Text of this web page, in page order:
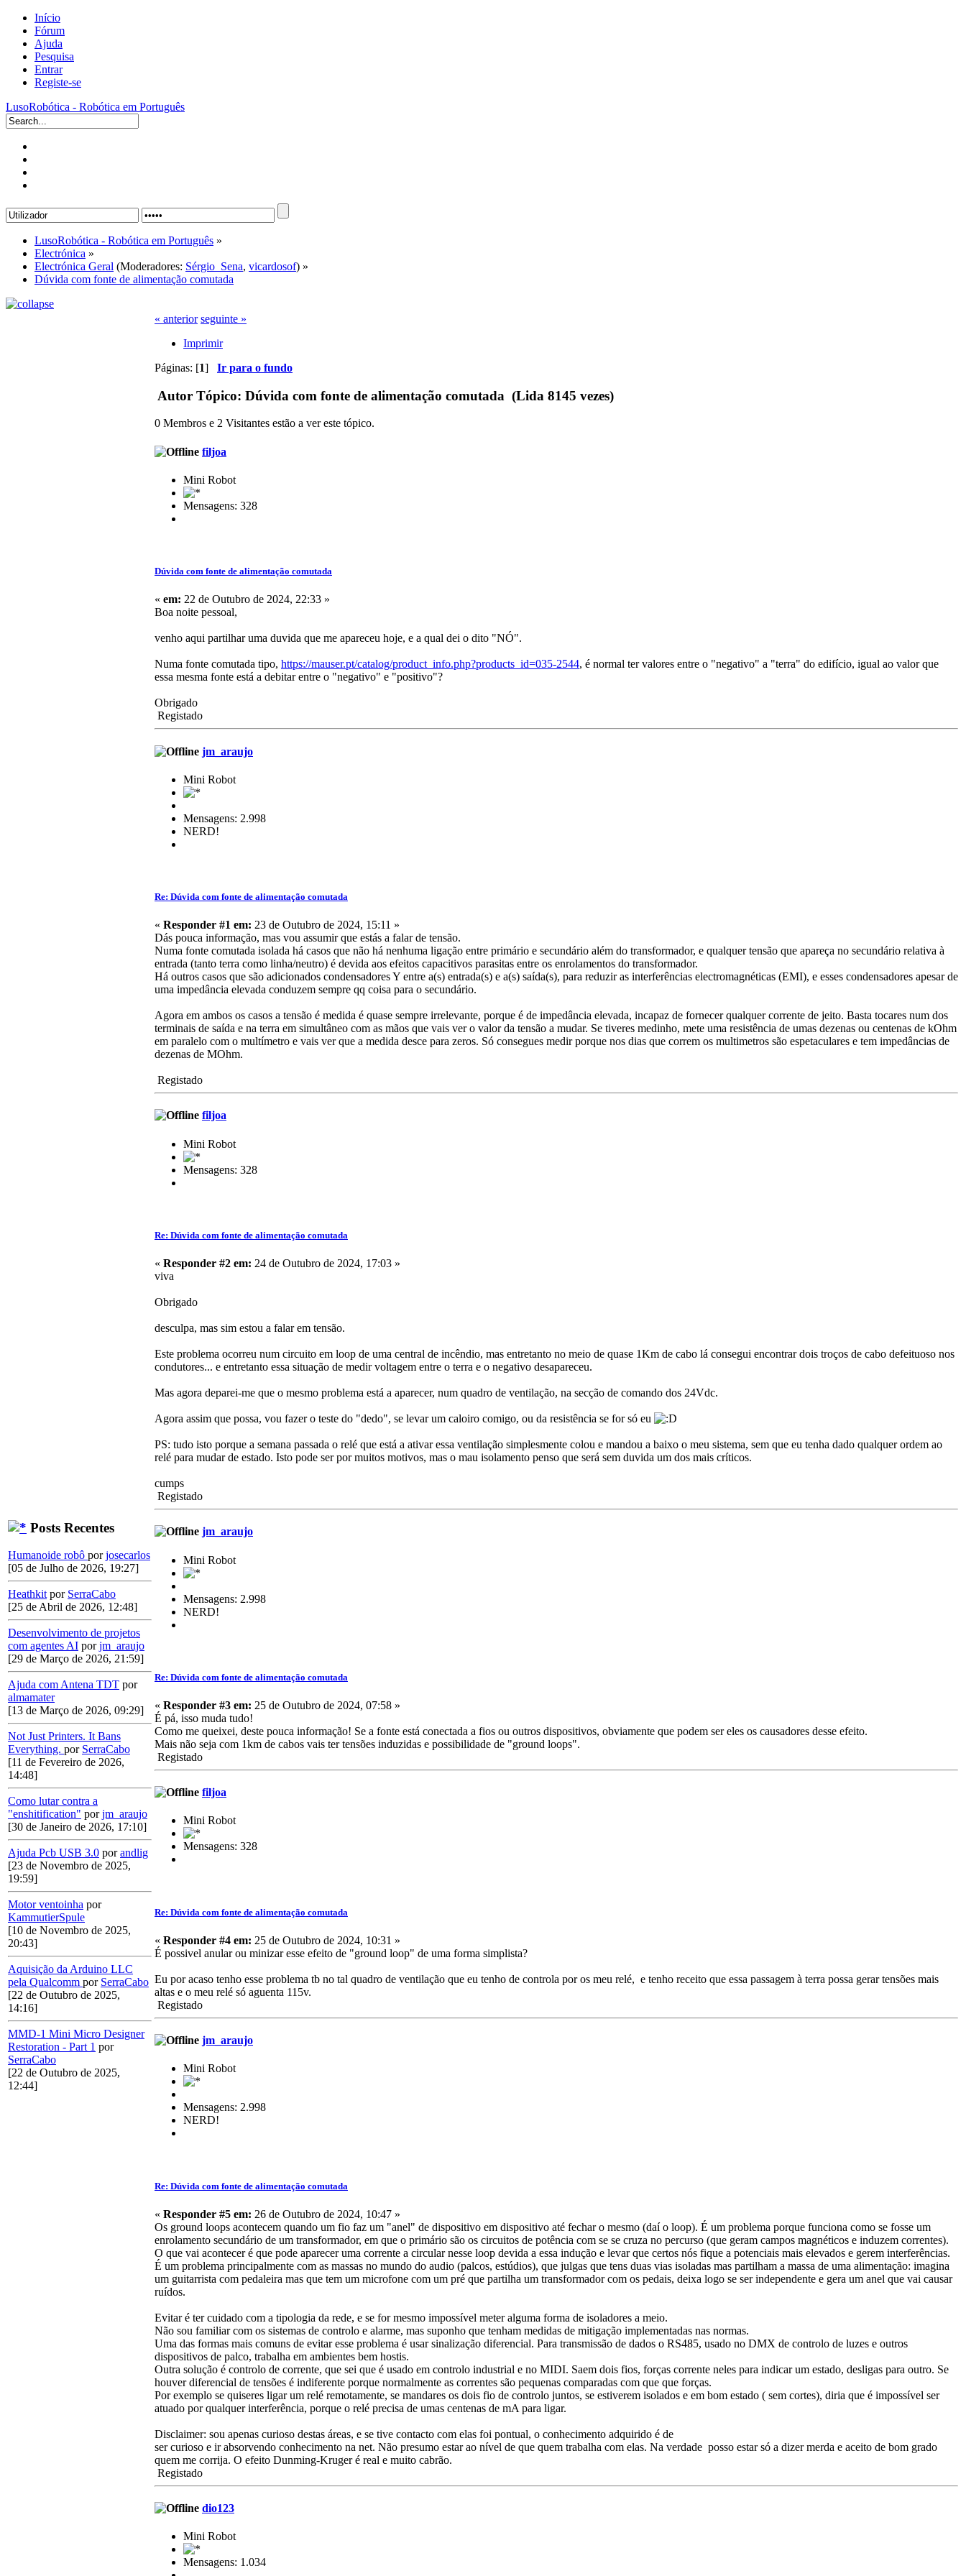
Início
Fórum
Ajuda
Pesquisa
Entrar
Registe-se
LusoRobótica - Robótica em Português
LusoRobótica - Robótica em Português »
Electrónica »
Electrónica Geral (Moderadores: Sérgio_Sena, vicardosof) »
Dúvida com fonte de alimentação comutada
Posts Recentes
Humanoide robô porjosecarlos
[05 de Julho de 2026, 19:27]
Heathkit por SerraCabo
[25 de Abril de 2026, 12:48]
Desenvolvimento de projetos
com agentes AI porjm_araujo
[29 de Março de 2026, 21:59]
Ajuda com Antena TDT por
almamater
[13 de Março de 2026, 09:29]
Not Just Printers. It Bans
Everything. por SerraCabo
[11 de Fevereiro de 2026,
14:48]
Como lutar contra a
"enshitification" porjm_araujo
[30 de Janeiro de 2026, 17:10]
Ajuda Pcb USB 3.0 porandlig
[23 de Novembro de 2025,
19:59]
Motor ventoinha por
KammutierSpule
[10 de Novembro de 2025,
20:43]
Aquisição da Arduino LLC
pela Qualcomm por SerraCabo
[22 de Outubro de 2025,
14:16]
MMD-1 Mini Micro Designer
Restoration - Part 1 por
SerraCabo
[22 de Outubro de 2025,
12:44]
« anterior seguinte »
Imprimir
Páginas: [1] Ir para o fundo
Autor Tópico: Dúvida com fonte de alimentação comutada (Lida 8145 vezes)
0 Membros e 2 Visitantes estão a ver este tópico.
filjoa
Mini Robot
Mensagens: 328
Dúvida com fonte de alimentação comutada
« em: 22 de Outubro de 2024, 22:33 »
Boa noite pessoal,
venho aqui partilhar uma duvida que me apareceu hoje, e a qual dei o dito "NÓ".
Numa fonte comutada tipo, https://mauser.pt/catalog/product_info.php?products_id=035-2544, é normal ter valores entre o "negativo" a "terra" do edifício, igual ao valor que
essa mesma fonte está a debitar entre o "negativo" e "positivo"?
Obrigado
Registado
jm_araujo
Mini Robot
Mensagens: 2.998
NERD!
Re: Dúvida com fonte de alimentação comutada
« Responder #1 em: 23 de Outubro de 2024, 15:11 »
Dás pouca informação, mas vou assumir que estás a falar de tensão.
Numa fonte comutada isolada há casos que não há nenhuma ligação entre primário e secundário além do transformador, e qualquer tensão que apareça no secundário relativa à
entrada (tanto terra como linha/neutro) é devida aos efeitos capacitivos parasitas entre os enrolamentos do transformador.
Há outros casos que são adicionados condensadores Y entre a(s) entrada(s) e a(s) saída(s), para reduzir as interferências electromagnéticas (EMI), e esses condensadores apesar de
uma impedância elevada conduzem sempre qq coisa para o secundário.
Agora em ambos os casos a tensão é medida é quase sempre irrelevante, porque é de impedância elevada, incapaz de fornecer qualquer corrente de jeito. Basta tocares num dos
terminais de saída e na terra em simultâneo com as mãos que vais ver o valor da tensão a mudar. Se tiveres medinho, mete uma resistência de umas dezenas ou centenas de kOhm
em paralelo com o multímetro e vais ver que a medida desce para zeros. Só consegues medir porque nos dias que correm os multimetros são espetaculares e tem impedâncias de
dezenas de MOhm.
Registado
filjoa
Mini Robot
Mensagens: 328
Re: Dúvida com fonte de alimentação comutada
« Responder #2 em: 24 de Outubro de 2024, 17:03 »
viva
Obrigado
desculpa, mas sim estou a falar em tensão.
Este problema ocorreu num circuito em loop de uma central de incêndio, mas entretanto no meio de quase 1Km de cabo lá consegui encontrar dois troços de cabo defeituoso nos
condutores... e entretanto essa situação de medir voltagem entre o terra e o negativo desapareceu.
Mas agora deparei-me que o mesmo problema está a aparecer, num quadro de ventilação, na secção de comando dos 24Vdc.
Agora assim que possa, vou fazer o teste do "dedo", se levar um caloiro comigo, ou da resistência se for só eu
PS: tudo isto porque a semana passada o relé que está a ativar essa ventilação simplesmente colou e mandou a baixo o meu sistema, sem que eu tenha dado qualquer ordem ao
relé para mudar de estado. Isto pode ser por muitos motivos, mas o mau isolamento penso que será sem duvida um dos mais críticos.
cumps
Registado
jm_araujo
Mini Robot
Mensagens: 2.998
NERD!
Re: Dúvida com fonte de alimentação comutada
« Responder #3 em: 25 de Outubro de 2024, 07:58 »
É pá, isso muda tudo!
Como me queixei, deste pouca informação! Se a fonte está conectada a fios ou outros dispositivos, obviamente que podem ser eles os causadores desse efeito.
Mais não seja com 1km de cabos vais ter tensões induzidas e possibilidade de "ground loops".
Registado
filjoa
Mini Robot
Mensagens: 328
Re: Dúvida com fonte de alimentação comutada
« Responder #4 em: 25 de Outubro de 2024, 10:31 »
É possivel anular ou minizar esse efeito de "ground loop" de uma forma simplista?
Eu por acaso tenho esse problema tb no tal quadro de ventilação que eu tenho de controla por os meu relé, e tenho receito que essa passagem à terra possa gerar tensões mais
altas e o meu relé só aguenta 115v.
Registado
jm_araujo
Mini Robot
Mensagens: 2.998
NERD!
Re: Dúvida com fonte de alimentação comutada
« Responder #5 em: 26 de Outubro de 2024, 10:47 »
Os ground loops acontecem quando um fio faz um "anel" de dispositivo em dispositivo até fechar o mesmo (daí o loop). É um problema porque funciona como se fosse um
enrolamento secundário de um transformador, em que o primário são os circuitos de potência com se se cruza no percurso (que geram campos magnéticos e induzem correntes).
O que vai acontecer é que pode aparecer uma corrente a circular nesse loop devida a essa indução e levar que certos nós fique a potenciais mais elevados e gerem interferências.
É um problema principalmente com as massas no mundo do audio (palcos, estúdios), que julgas que tens duas vias isoladas mas partilham a massa de uma alimentação: imagina
um guitarrista com pedaleira mas que tem um microfone com um pré que partilha um transformador com os pedais, deixa logo se ser independente e gera um anel que vai causar
ruídos.
Evitar é ter cuidado com a tipologia da rede, e se for mesmo impossível meter alguma forma de isoladores a meio.
Não sou familiar com os sistemas de controlo e alarme, mas suponho que tenham medidas de mitigação implementadas nas normas.
Uma das formas mais comuns de evitar esse problema é usar sinalização diferencial. Para transmissão de dados o RS485, usado no DMX de controlo de luzes e outros
dispositivos de palco, trabalha em ambientes bem hostis.
Outra solução é controlo de corrente, que sei que é usado em controlo industrial e no MIDI. Saem dois fios, forças corrente neles para indicar um estado, desligas para outro. Se
houver diferencial de tensões é indiferente porque normalmente as correntes são pequenas comparadas com que que forças.
Por exemplo se quiseres ligar um relé remotamente, se mandares os dois fio de controlo juntos, se estiverem isolados e em bom estado ( sem cortes), diria que é impossível ser
atuado por qualquer interferência, porque o relé precisa de umas centenas de mA para ligar.
Disclaimer: sou apenas curioso destas áreas, e se tive contacto com elas foi pontual, o conhecimento adquirido é de
ser curioso e ir absorvendo conhecimento na net. Não presumo estar ao nível de que quem trabalha com elas. Na verdade posso estar só a dizer merda e aceito de bom grado
quem me corrija. O efeito Dunming-Kruger é real e muito cabrão.
Registado
dio123
Mini Robot
Mensagens: 1.034